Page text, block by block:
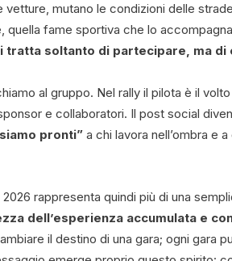
vetture, mutano le condizioni delle
quella fame sportiva che lo
tratta soltanto di partecipare, ma
al gruppo. Nel rally il pilota è il
e collaboratori. Il post social
pronti” a chi lavora nell’ombra e
2026 rappresenta quindi più di una
dell’esperienza accumulata e
il destino di una gara; ogni gara